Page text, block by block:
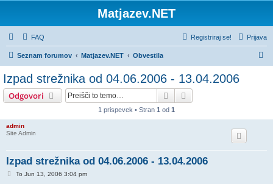
Matjazev.NET
FAQ Prijava
Registriraj se!
Seznam forumov Matjazev.NET Obvestila
Izpad strežnika od 04.06.2006 - 13.04.2006
Odgovori Iskanje
1 prispevek • Stran 1 od 1
admin
Site Admin
Izpad strežnika od 04.06.2006 - 13.04.2006
OTo Jun 13, 2006 3:04 pm